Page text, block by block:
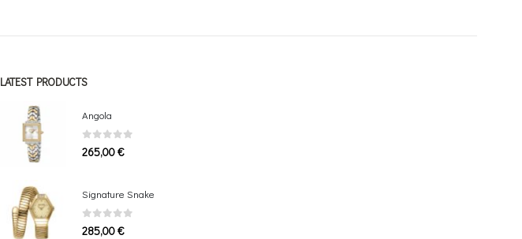
LATEST PRODUCTS
Angola
0 out of 5
265,00€
Signature Snake
0out of 5
285,00€